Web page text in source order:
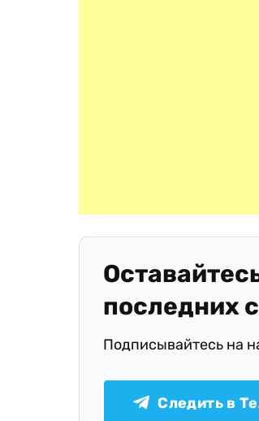
последних
Подписывайтесь на
Следить в